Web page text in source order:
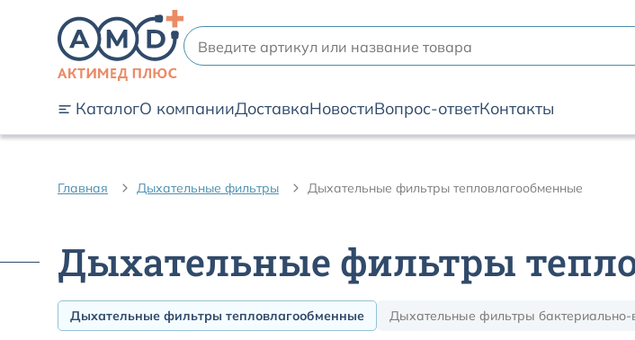
КаталогО компанииДоставкаНовостиВопрос-ответКонтакты
Главная Дыхательные фильтры Дыхательные фильтры тепловлагообменные
Дыхательные фильтры
Дыхательные фильтры тепловлагообменные Дыхательные фильтры бактериально-